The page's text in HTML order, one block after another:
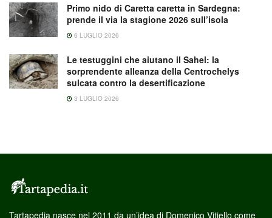
Primo nido di Caretta caretta in Sardegna:
prende il via la stagione 2026 sull’isola
6 LUGLIO 2026
Le testuggini che aiutano il Sahel: la
sorprendente alleanza della Centrochelys
sulcata contro la desertificazione
3 LUGLIO 2026
Tartapedia nasce nel 2011 da un’idea di Domenico Vitiello come